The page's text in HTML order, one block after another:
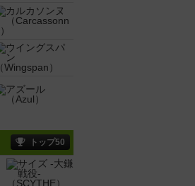
トップ50